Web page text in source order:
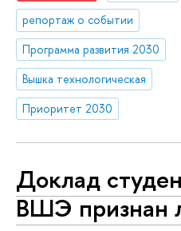
репортаж о событии
Программа развития 2030
Вышка технологическая
Приоритет 2030
Доклад
ВШЭ признан